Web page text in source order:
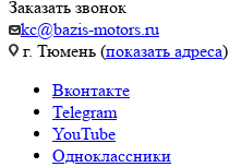
Заказать звонок
kc@bazis-motors.ru
г. Тюмень (показать адреса)
Вконтакте
Telegram
YouTube
Одноклассники